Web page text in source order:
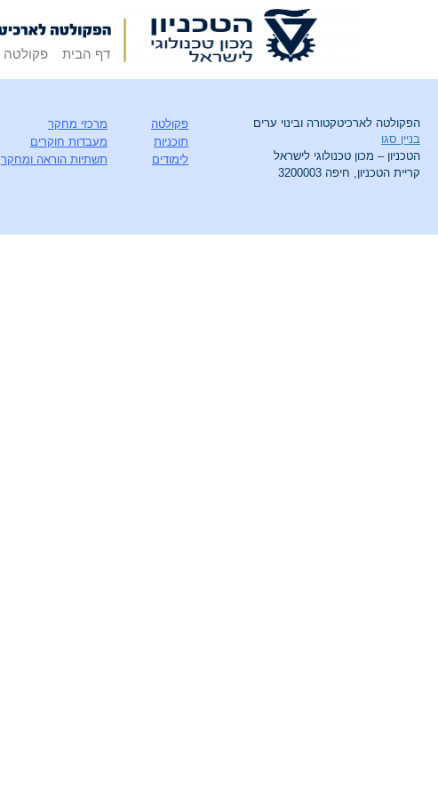
דף הבית פקולטה
הפקולטה לארכיטקטורה ובינוי ערים
בניין סגו
הטכניון – מכון טכנולוגי לישראל
קריית הטכניון, חיפה 3200003
פקולטה
תוכניות
לימודים
מרכזי מחקר
מעבדות חוקרים
תשתיות הוראה ומחקר